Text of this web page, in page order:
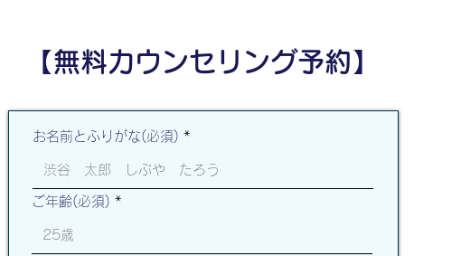
【無料カウンセリング予約】
お名前とふりがな(必須)
ご年齢(必須)